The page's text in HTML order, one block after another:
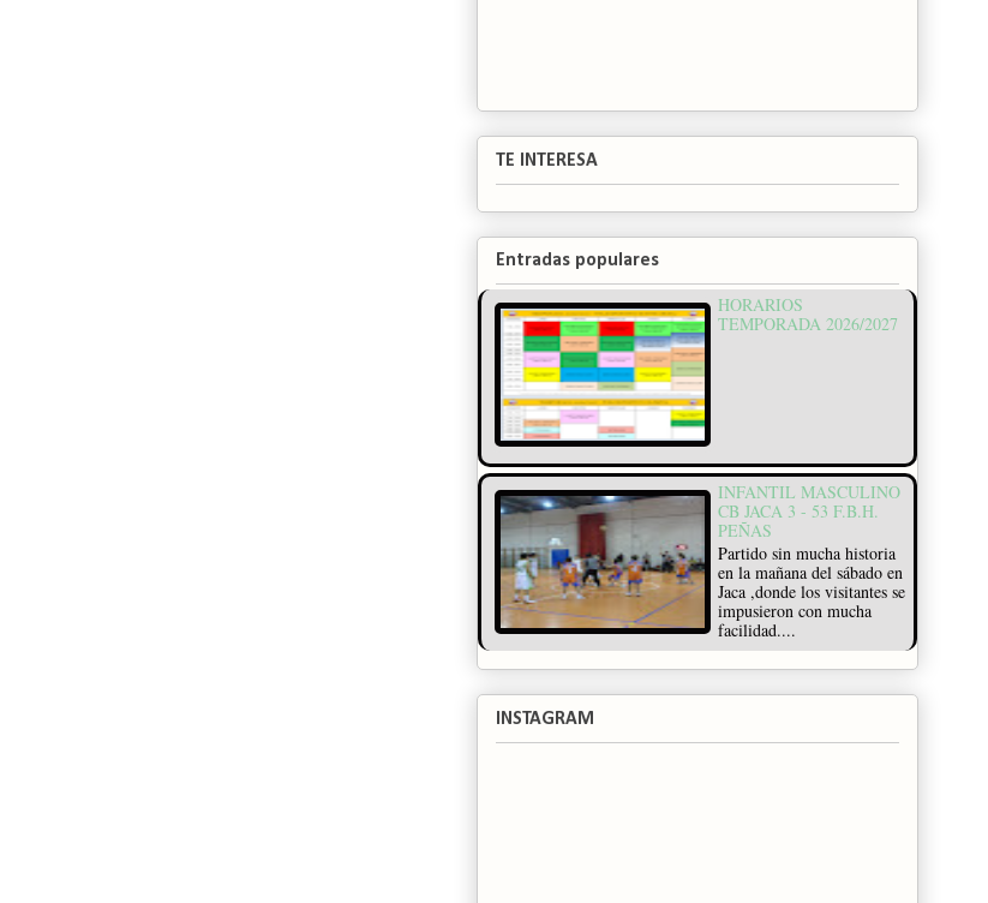
TE INTERESA
Entradas populares
HORARIOS
TEMPORADA 2026/2027
INFANTIL MASCULINO
CB JACA 3 - 53 F.B.H.
PEÑAS
Partido sin mucha historia
en la mañana del sábado en
Jaca ,donde los visitantes se
impusieron con mucha
facilidad....
INSTAGRAM